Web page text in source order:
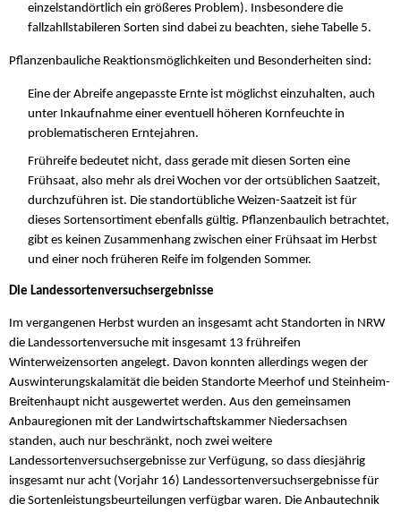
einzelstandörtlich ein größeres Problem). Insbesondere die
fallzahllstabileren Sorten sind dabei zu beachten, siehe Tabelle 5.
Pflanzenbauliche Reaktionsmöglichkeiten und Besonderheiten sind:
Eine der Abreife angepasste Ernte ist möglichst einzuhalten, auch
unter Inkaufnahme einer eventuell höheren Kornfeuchte in
problematischeren Erntejahren.
Frühreife bedeutet nicht, dass gerade mit diesen Sorten eine
Frühsaat, also mehr als drei Wochen vor der ortsüblichen Saatzeit,
durchzuführen ist. Die standortübliche Weizen-Saatzeit ist für
dieses Sortensortiment ebenfalls gültig. Pflanzenbaulich betrachtet,
gibt es keinen Zusammenhang zwischen einer Frühsaat im Herbst
und einer noch früheren Reife im folgenden Sommer.
Die Landessortenversuchsergebnisse
Im vergangenen Herbst wurden an insgesamt acht Standorten in NRW
die Landessortenversuche mit insgesamt 13 frühreifen
Winterweizensorten angelegt. Davon konnten allerdings wegen der
Auswinterungskalamität die beiden Standorte Meerhof und Steinheim-
Breitenhaupt nicht ausgewertet werden. Aus den gemeinsamen
Anbauregionen mit der Landwirtschaftskammer Niedersachsen
standen, auch nur beschränkt, noch zwei weitere
Landessortenversuchsergebnisse zur Verfügung, so dass diesjährig
insgesamt nur acht (Vorjahr 16) Landessortenversuchsergebnisse für
die Sortenleistungsbeurteilungen verfügbar waren. Die Anbautechnik